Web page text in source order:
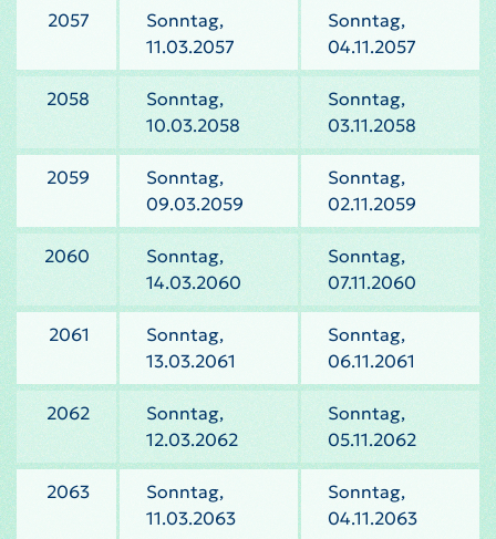
2057
Sonntag,
11.03.2057
Sonntag,
04.11.2057
2058
Sonntag,
10.03.2058
Sonntag,
03.11.2058
2059
Sonntag,
09.03.2059
Sonntag,
02.11.2059
2060
Sonntag,
14.03.2060
Sonntag,
07.11.2060
2061
Sonntag,
13.03.2061
Sonntag,
06.11.2061
2062
Sonntag,
12.03.2062
Sonntag,
05.11.2062
2063
Sonntag,
11.03.2063
Sonntag,
04.11.2063